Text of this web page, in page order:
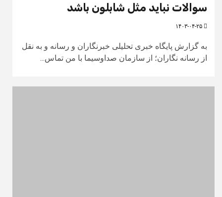
سوالات نباید مثل شابلون باشد
به گزارش پایگاه خبری تحلیلی خبرنگاران و رسانه و به نقل
از رسانه نگاران؛ از سازمان صدا‌و‌سیما با من تماس...